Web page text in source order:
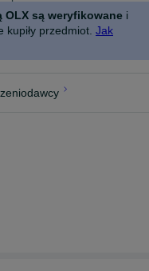
OLX są weryfikowane i
przedmiot. Jak